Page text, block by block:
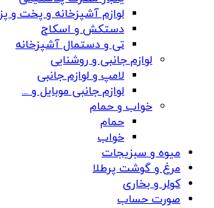
لوازم آشپزخانه و پخت و پز
دستکش و اسکاج
تی و دستمال آشپزخانه
لوازم جانبی و روشنایی
لامپ و لوازم جانبی
لوازم جانبی موبایل و ...
خواب و حمام
حمام
خواب
میوه و سبزیجات
مرغ و گوشت پرطلا
کولر و بخاری
صورت حساب